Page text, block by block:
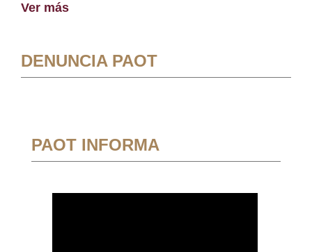
Ver más
DENUNCIA PAOT
PAOT INFORMA